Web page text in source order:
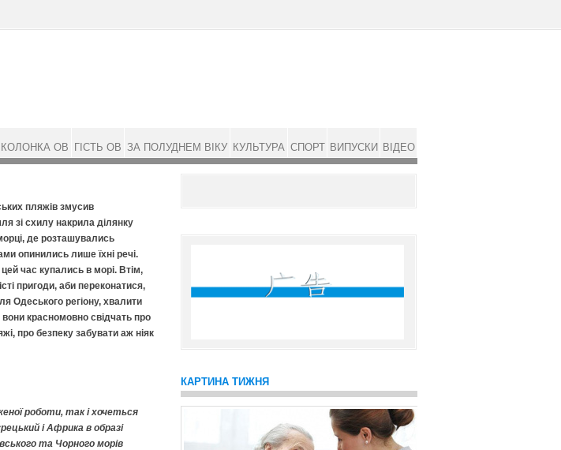
пляжів змусив
зі схилу накрила ділянку
де розташувались
опинились лише їхні речі.
час купались в морі. Втім,
пригоди, аби переконатися,
Одеського регіону, хвалити
красномовно свідчать про
про безпеку забувати аж ніяк
роботи, так і хочеться
і Африка в образі
та Чорного морів
КАРТИНА ТИЖНЯ
КОЛОНКА ОВ ГІСТЬ ОВ ЗА ПОЛУДНЕМ ВІКУ КУЛЬТУРА СПОРТ ВИПУСКИ ВІДЕО